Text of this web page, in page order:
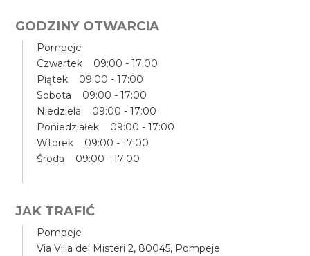
GODZINY OTWARCIA
Pompeje
Czwartek 09:00 - 17:00
Piątek 09:00 - 17:00
Sobota 09:00 - 17:00
Niedziela 09:00 - 17:00
Poniedziałek 09:00 - 17:00
Wtorek 09:00 - 17:00
Środa 09:00 - 17:00
JAK TRAFIĆ
Pompeje
Via Villa dei Misteri 2, 80045, Pompeje